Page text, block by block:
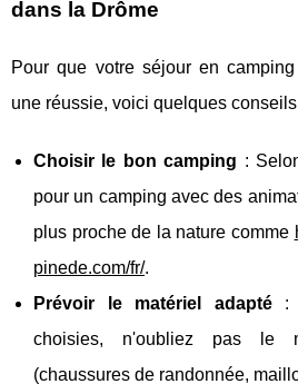
dans la Drôme
Pour que votre séjour en
une réussie, voici quelques conseils
Choisir le bon camping :
pour un camping avec des
plus proche de la nature comme
pinede.com/fr/.
Prévoir le matériel adapté:
choisies, n'oubliez pas le
(chaussures de randonnée,